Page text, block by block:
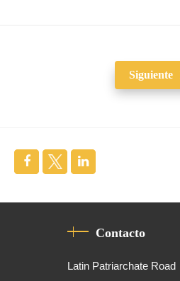
Siguiente
Contacto
Latin Patriarchate Road